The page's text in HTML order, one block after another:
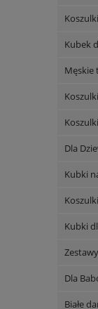
Kubek
Męskie
Dla
Kubki
Kubki
Dla
Białe